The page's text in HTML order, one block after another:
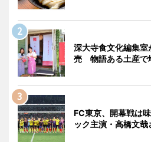
深大寺食文化編集
売 物語ある土産で
FC東京、開幕戦は
ック主演・高橋文哉